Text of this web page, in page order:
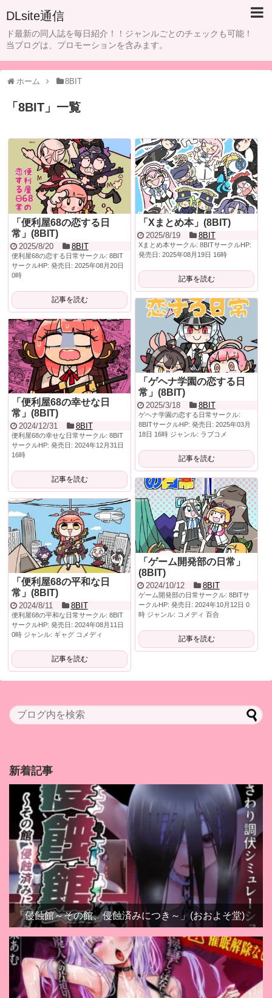
DLsite通信
ド最新の同人誌を毎日紹介！！ジャンルごとのチェックも可能！
当ブログは、プロモーションを含みます。
ホーム 8BIT
「 8BIT 」 一覧
「便利屋68の恋する日
常」(8BIT)
2025/8/20 8BIT
便利屋68の恋する日常サークル: 8BIT
サークルHP: 発売日: 2025年08月20日
0時
記事を読む
「Xまとめ本」(8BIT)
2025/8/19 8BIT
Xまとめ本サークル: 8BITサークルHP:
発売日: 2025年08月19日 16時
記事を読む
「ゲヘナ学園の恋する日
常」(8BIT)
2025/3/18 8BIT
ゲヘナ学園の恋する日常サークル:
8BITサークルHP: 発売日: 2025年03月
18日 16時 ジャンル: ラブコメ
記事を読む
「便利屋68の幸せな日
常」(8BIT)
2024/12/31 8BIT
便利屋68の幸せな日常サークル: 8BIT
サークルHP: 発売日: 2024年12月31日
16時
記事を読む
「ゲーム開発部の日常」
(8BIT)
2024/10/12 8BIT
ゲーム開発部の日常サークル: 8BITサ
ークルHP: 発売日: 2024年10月12日 0
時 ジャンル: コメディ 百合
記事を読む
「便利屋68の平和な日
常」(8BIT)
2024/8/11 8BIT
便利屋68の平和な日常サークル: 8BIT
サークルHP: 発売日: 2024年08月11日
0時 ジャンル: ギャグ コメディ
記事を読む
新着記事
「侵蝕館～その館、侵蝕済みにつき～」(おおよそ堂)